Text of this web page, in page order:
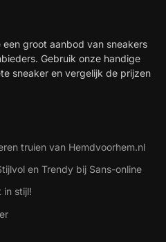
groot aanbod van sneakers
Gebruik onze handige
sneaker en vergelijk de prijzen
truien van Hemdvoorhem.nl
en Trendy bij Sans-online
in stijl!